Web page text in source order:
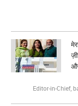
Editor-in-Chief,